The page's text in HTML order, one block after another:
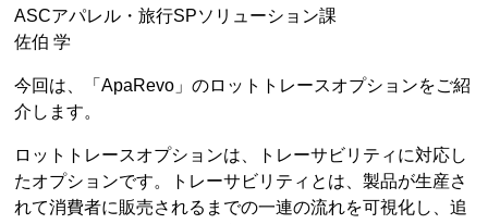
ASCアパレル・旅行SPソリューション課
佐伯 学
今回は、「ApaRevo」のロットトレースオプションをご紹
介します。
ロットトレースオプションは、トレーサビリティに対応し
たオプションです。トレーサビリティとは、製品が生産さ
れて消費者に販売されるまでの一連の流れを可視化し、追